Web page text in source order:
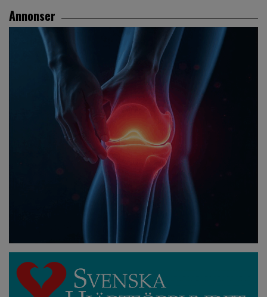
Annonser